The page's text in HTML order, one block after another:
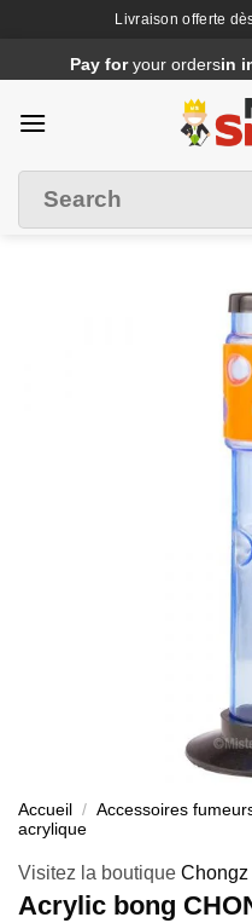
Livraison offerte
au
contenu
Pay foryour ordersin
Accueil / Accessoires
acrylique
Visitez la boutique Chongz
Acrylic bong